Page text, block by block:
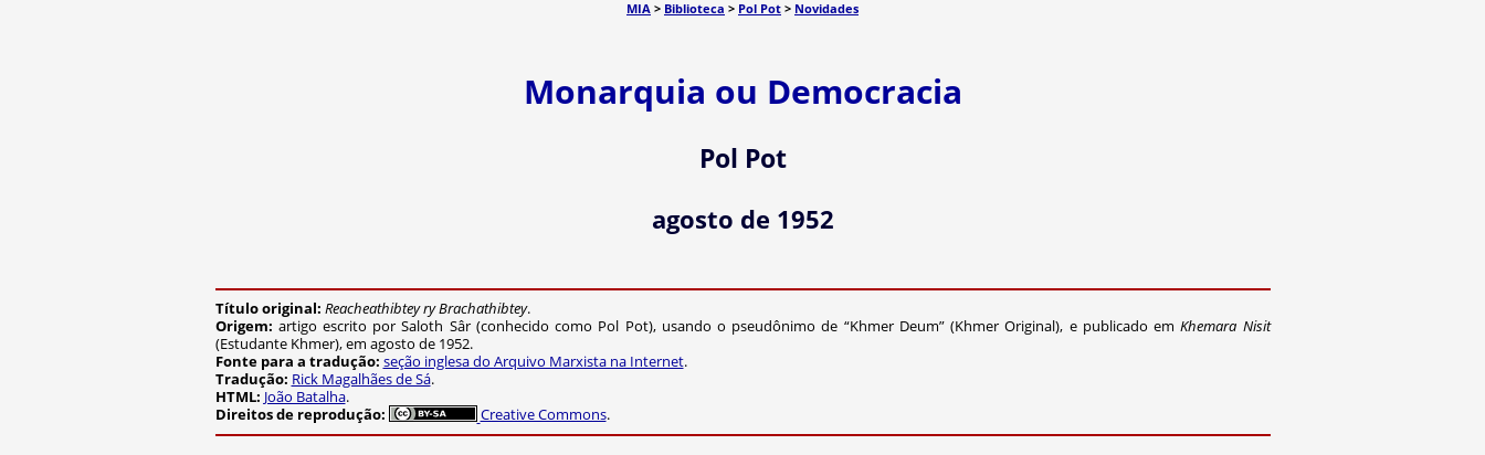
MIA > Biblioteca > Pol Pot > Novidades
Monarquia ou Democracia
Pol Pot
agosto de 1952
Título original: Reacheathibtey ry Brachathibtey.
Origem: artigo escrito por Saloth Sâr (conhecido como Pol Pot), usando o pseudônimo de “Khmer Deum” (Khmer Original), e publicado emKhemara Nisit
(Estudante Khmer), em agosto de 1952.
Fonte para a tradução: seção inglesa do Arquivo Marxista na Internet.
Tradução: Rick Magalhães de Sá.
HTML: João Batalha.
Creative Commons